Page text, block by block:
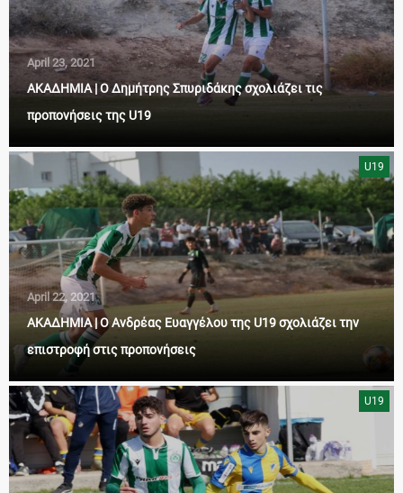
April 23, 2021
ΑΚΑΔΗΜΙΑ | Ο Δημήτρης Σπυριδάκης σχολιάζει τις
προπονήσεις της U19
U19
April 22, 2021
ΑΚΑΔΗΜΙΑ | Ο Ανδρέας Ευαγγέλου της U19 σχολιάζει την
επιστροφή στις προπονήσεις
U19